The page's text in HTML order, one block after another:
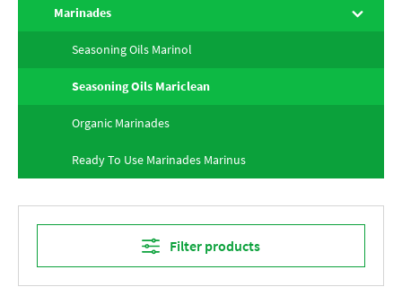
Marinades
Seasoning Oils Marinol
Seasoning Oils Mariclean
Organic Marinades
Ready To Use Marinades Marinus
Filter products